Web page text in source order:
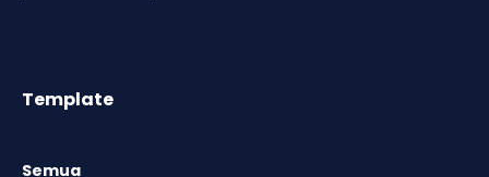
Template
Semua